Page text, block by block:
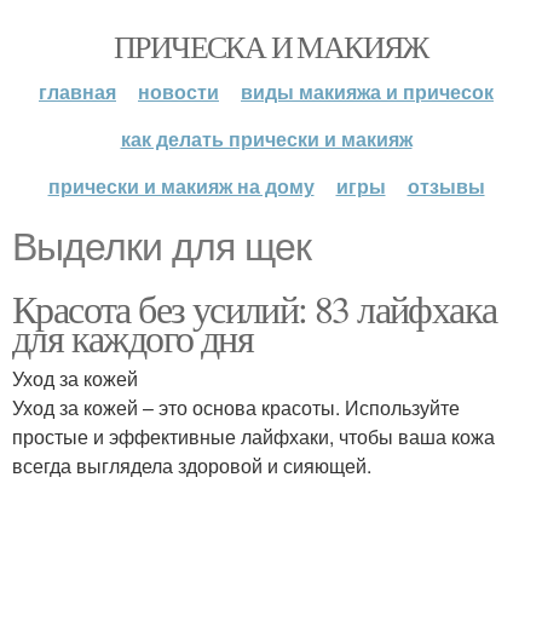
ПРИЧЕСКА И МАКИЯЖ
главная новости
виды макияжа и причесок
как делать прически и макияж
прически и макияж на дому
игры отзывы
Выделки для щек
Красота без усилий: 83 лайфхака
для каждого дня
Уход за кожей
Уход за кожей – это основа красоты. Используйте
простые и эффективные лайфхаки, чтобы ваша кожа
всегда выглядела здоровой и сияющей.